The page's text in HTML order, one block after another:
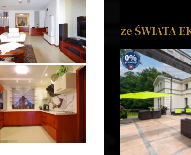
ze ŚWIATA